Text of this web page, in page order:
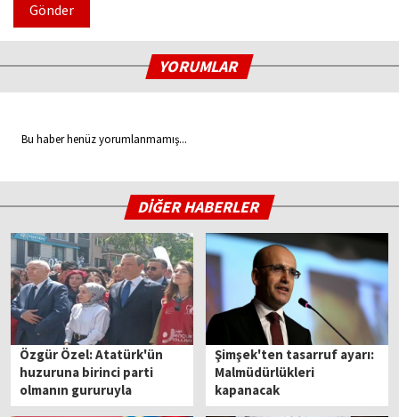
Gönder
YORUMLAR
Bu haber henüz yorumlanmamış...
DİĞER HABERLER
Özgür Özel: Atatürk'ün
huzuruna birinci parti
olmanın gururuyla
çıkıyoruz
Şimşek'ten tasarruf ayarı:
Malmüdürlükleri
kapanacak